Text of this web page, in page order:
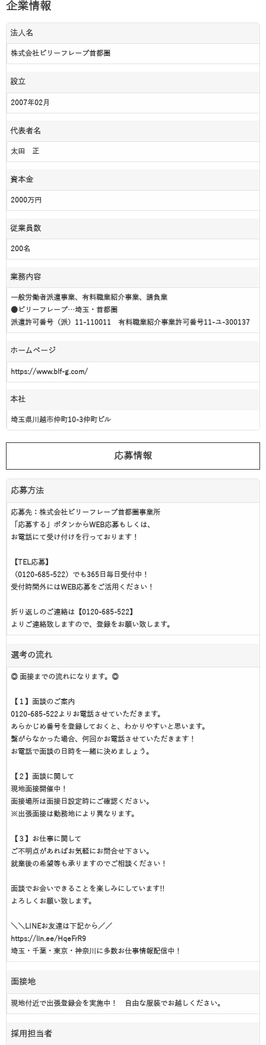
企業情報
法人名
株式会社ビリーフレーブ首都圏
設立
2007年02月
代表者名
太田 正
資本金
2000万円
従業員数
200名
業務内容
一般労働者派遣事業、有料職業紹介事業、請負業
●ビリーフレーブ…埼玉・首都圏
派遣許可番号（派）11-110011 有料職業紹介事業許可番号11-ユ-300137
ホームページ
https://www.blf-g.com/
本社
埼玉県川越市仲町10-3仲町ビル
応募情報
応募方法
応募先：株式会社ビリーフレーブ首都圏事業所
「応募する」ボタンからWEB応募もしくは、
お電話にて受け付けを行っております！
【TEL応募】
（0120-685-522）でも365日毎日受付中！
受付時間外にはWEB応募をご活用ください！
折り返しのご連絡は【0120-685-522】
よりご連絡致しますので、登録をお願い致します。
選考の流れ
◎ 面接までの流れになります。◎
【１】面談のご案内
0120-685-522よりお電話させていただきます。
あらかじめ番号を登録しておくと、わかりやすいと思います。
繋がらなかった場合、何回かお電話させていただきます！
お電話で面談の日時を一緒に決めましょう。
【２】面談に関して
現地面接開催中！
面接場所は面接日設定時にご確認ください。
※出張面接は勤務地により異なります。
【３】お仕事に関して
ご不明点があればお気軽にお問合せ下さい。
就業後の希望等も承りますのでご相談ください！
面談でお会いできることを楽しみにしています!!
よろしくお願い致します。
＼＼LINEお友達は下記から／／
https://lin.ee/HqeFrR9
埼玉・千葉・東京・神奈川に多数お仕事情報配信中！
面接地
現地付近で出張登録会を実施中！ 自由な服装でお越しください。
採用担当者